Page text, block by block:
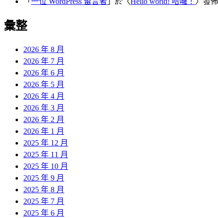
彙整
2026 年 8 月
2026 年 7 月
2026 年 6 月
2026 年 5 月
2026 年 4 月
2026 年 3 月
2026 年 2 月
2026 年 1 月
2025 年 12 月
2025 年 11 月
2025 年 10 月
2025 年 9 月
2025 年 8 月
2025 年 7 月
2025 年 6 月